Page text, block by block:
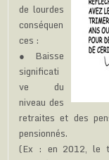
de lourdes
conséquen
ces :
● Baisse
significati
ve du
niveau des
retraites et des
pensionnés.
(Ex : en 2012, le